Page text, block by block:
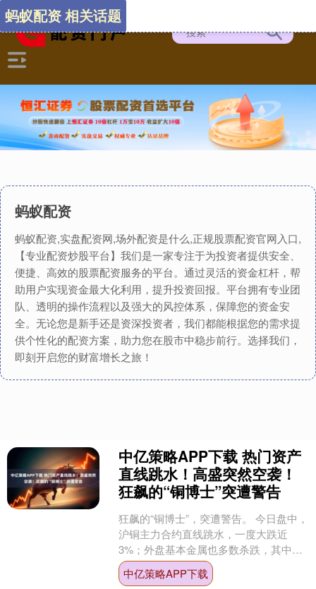
蚂蚁配资
蚂蚁配资,实盘配资网,场外配资是什么,正规股票配资官网入口,
【专业配资炒股平台】我们是一家专注于为投资者提供安全、
便捷、高效的股票配资服务的平台。通过灵活的资金杠杆，帮
助用户实现资金最大化利用，提升投资回报。平台拥有专业团
队、透明的操作流程以及强大的风控体系，保障您的资金安
全。无论您是新手还是资深投资者，我们都能根据您的需求提
供个性化的配资方案，助力您在股市中稳步前行。选择我们，
即刻开启您的财富增长之旅！
蚂蚁配资 相关话题
中亿策略APP下载 热门资产
直线跳水！高盛突然空袭！
狂飙的“铜博士”突遭警告
狂飙的“铜博士”，突遭警告。 今日盘中，
沪铜主力合约直线跳水，一度大跌近
3%；外盘基本金属也多数杀跌，其中伦
铜一度大跌超2%。消息面上，高盛警告
称，铜价此轮大幅....
中亿策略APP下载